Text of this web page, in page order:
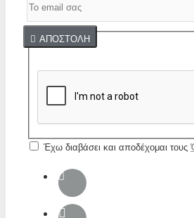
ΑΠΟΣΤΟΛΉ
Captcha
Έχω διαβάσει και αποδέχομαι τους